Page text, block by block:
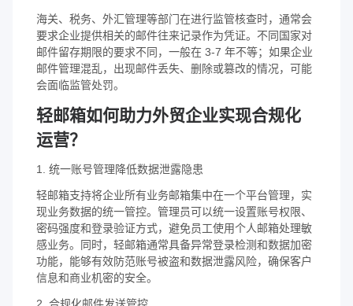
海关、税务、外汇管理等部门在进行监管核查时，通常会
要求企业提供相关的邮件往来记录作为凭证。不同国家对
邮件留存期限的要求不同，一般在 3-7 年不等；如果企业
邮件管理混乱，出现邮件丢失、删除或篡改的情况，可能
会面临监管处罚。
轻邮箱如何助力外贸企业实现合规化
运营？
1. 统一账号管理降低数据泄露隐患
轻邮箱支持将企业所有业务邮箱集中在一个平台管理，实
现业务数据的统一管控。管理员可以统一设置账号权限、
密码强度和登录验证方式，避免员工使用个人邮箱处理敏
感业务。同时，轻邮箱通常具备异常登录检测和数据加密
功能，能够有效防范账号被盗和数据泄露风险，确保客户
信息和商业机密的安全。
2. 合规化邮件发送管控